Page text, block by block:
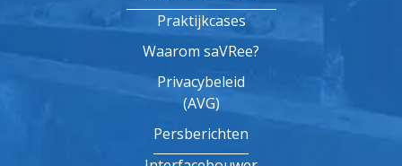
Praktijkcases
Waarom saVRee?
Privacybeleid
(AVG)
Persberichten